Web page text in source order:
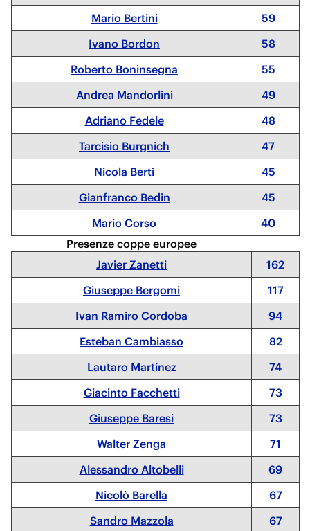
Mario Bertini
59
Ivano Bordon
58
Roberto Boninsegna
55
Andrea Mandorlini
49
Adriano Fedele
48
Tarcisio Burgnich
47
Nicola Berti
45
Gianfranco Bedin
45
Mario Corso
40
Presenze coppe europee
Javier Zanetti
162
Giuseppe Bergomi
117
Ivan Ramiro Cordoba
94
Esteban Cambiasso
82
Lautaro Martínez
74
Giacinto Facchetti
73
Giuseppe Baresi
73
Walter Zenga
71
Alessandro Altobelli
69
Nicolò Barella
67
Sandro Mazzola
67